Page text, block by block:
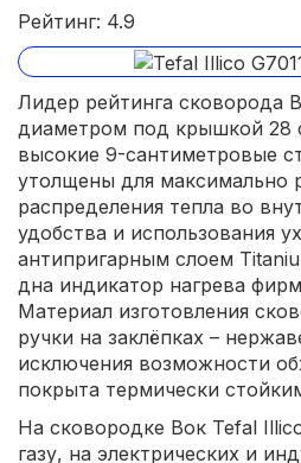
Рейтинг: 4.9
Лидер рейтинга сковорода
диаметром под крышкой 28
высокие 9-сантиметровые
утолщены для максимально
распределения тепла во
удобства и использования
антипригарным слоем
дна индикатор нагрева
Материал изготовления
ручки на заклёпках –
исключения возможности
покрыта термически
На сковородке Вок Tefal
газу, на электрических и